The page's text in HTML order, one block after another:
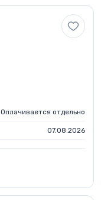
Оплачивается отдельно
07.08.2026